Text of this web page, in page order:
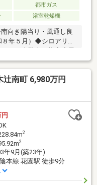
都市ガス
浴室乾燥機
向き陽当り・風通し良
年５月）◆シロアリ防
ン（食器洗浄乾燥機付
機能付き）・洗面化粧
レ（ウォシュレット付
】・阪急オアシス円町
借入 変動金利1.225％
ります
南町 6,980万円
2
2
年9月(築23年)
本線 花園駅 徒歩9分